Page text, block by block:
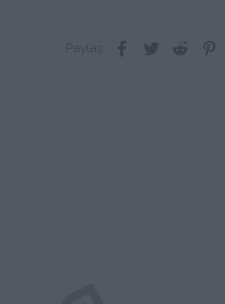
Paylaş: Facebook
Twitter Reddit